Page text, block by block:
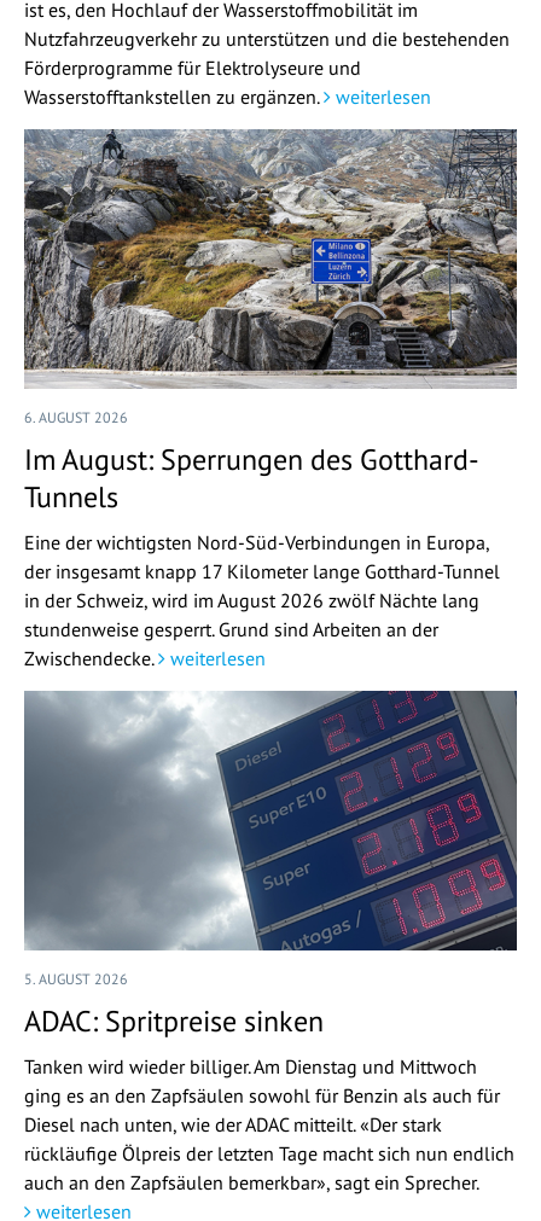
ist es, den Hochlauf der Wasserstoffmobilität im
Nutzfahrzeugverkehr zu unterstützen und die bestehenden
Förderprogramme für Elektrolyseure und
Wasserstofftankstellen zu ergänzen.
weiterlesen
6. AUGUST 2026
Im August: Sperrungen des Gotthard-
Tunnels
Eine der wichtigsten Nord-Süd-Verbindungen in Europa,
der insgesamt knapp 17 Kilometer lange Gotthard-Tunnel
in der Schweiz, wird im August 2026 zwölf Nächte lang
stundenweise gesperrt. Grund sind Arbeiten an der
Zwischendecke.
weiterlesen
5. AUGUST 2026
ADAC: Spritpreise sinken
Tanken wird wieder billiger. Am Dienstag und Mittwoch
ging es an den Zapfsäulen sowohl für Benzin als auch für
Diesel nach unten, wie der ADAC mitteilt. «Der stark
rückläufige Ölpreis der letzten Tage macht sich nun endlich
auch an den Zapfsäulen bemerkbar», sagt ein Sprecher.
weiterlesen